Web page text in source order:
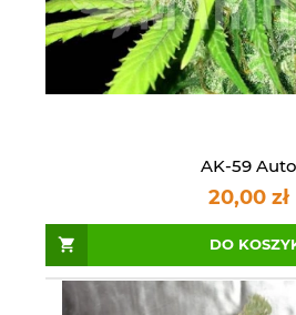
AK-59 Auto
20,00 zł
DO